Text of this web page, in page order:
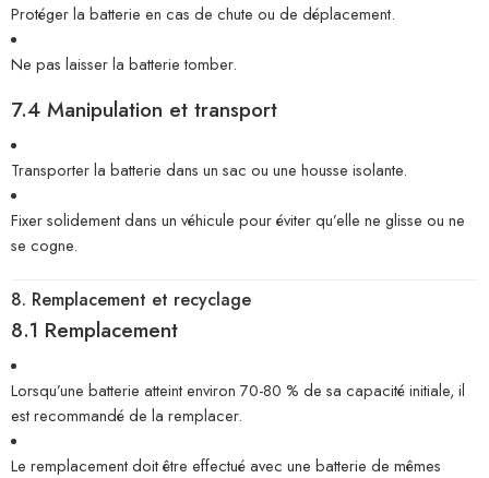
Protéger la batterie en cas de chute ou de déplacement.
Ne pas laisser la batterie tomber.
7.4 Manipulation et transport
Transporter la batterie dans un sac ou une housse isolante.
Fixer solidement dans un véhicule pour éviter qu’elle ne glisse ou ne
se cogne.
8. Remplacement et recyclage
8.1 Remplacement
Lorsqu’une batterie atteint environ 70-80 % de sa capacité initiale, il
est recommandé de la remplacer.
Le remplacement doit être effectué avec une batterie de mêmes